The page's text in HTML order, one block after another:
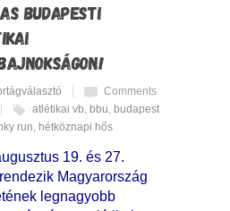
BUDAPESTI
Comments
atlétikai vb, bbu, budapest
run, hétköznapi hős
19. és 27.
Magyarország
legnagyobb